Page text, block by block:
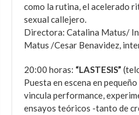
como la rutina, el acelerado
sexual callejero.
Directora: Catalina Matus/
Matus /Cesar Benavidez,
20:00 horas: “LASTESIS”
Puesta en escena en
vincula performance,
ensayos teóricos -tanto de